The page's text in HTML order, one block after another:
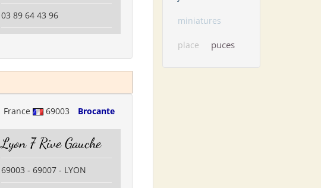
03 89 64 43 96
France 69003 Brocante
Lyon 7 Rive Gauche
69003 - 69007 - LYON
miniatures
place puces